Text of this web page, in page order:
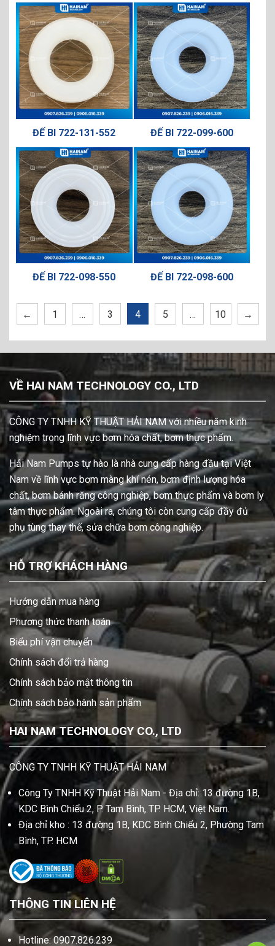
ĐẾ BI 722-131-552 ĐẾ BI 722-099-600
ĐẾ BI 722-098-550 ĐẾ BI 722-098-600
← 1 … 3 4 5 … 10 →
VỀ HAI NAM TECHNOLOGY CO., LTD
CÔNG TY TNHH KỸ THUẬT HẢI NAM với nhiều năm kinh
nghiệm trong lĩnh vực bơm hóa chất, bơm thực phẩm.
Hải Nam Pumps tự hào là nhà cung cấp hàng đầu tại Việt
Nam về lĩnh vực bơm màng khí nén, bơm định lượng hóa
chất, bơm bánh răng công nghiệp, bơm thực phẩm và bơm ly
tâm thực phẩm. Ngoài ra, chúng tôi còn cung cấp đầy đủ
phụ tùng thay thế, sửa chữa bơm công nghiệp.
HỖ TRỢ KHÁCH HÀNG
Hướng dẫn mua hàng
Phương thức thanh toán
Biểu phí vận chuyển
Chính sách đổi trả hàng
Chính sách bảo mật thông tin
Chính sách bảo hành sản phẩm
HAI NAM TECHNOLOGY CO., LTD
CÔNG TY TNHH KỸ THUẬT HẢI NAM
Công Ty TNHH Kỹ Thuật Hải Nam - Địa chỉ: 13 đường 1B,
KDC Bình Chiểu 2, P. Tam Bình, TP. HCM, Việt Nam.
Địa chỉ kho : 13 đường 1B, KDC Bình Chiểu 2, Phường Tam
Bình, TP. HCM
THÔNG TIN LIÊN HỆ
Hotline: 0907.826.239